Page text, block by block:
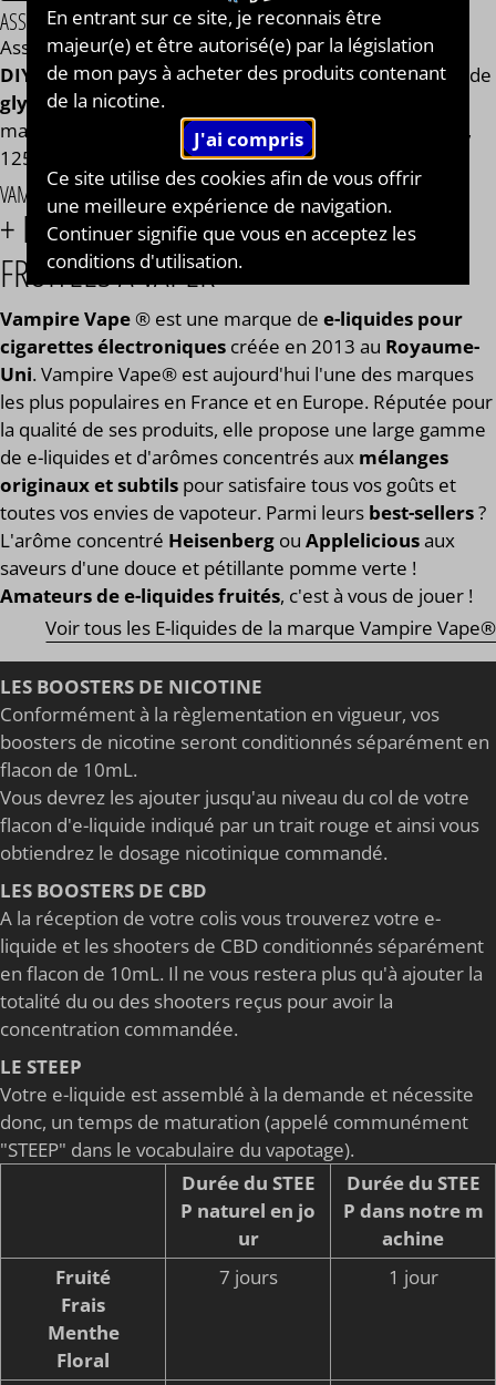
ASSEMBLAGE
Assemblage réalisé à PLOUESCAT - France parBAR à
DIY®. Composé de mono propylène glycol végétal
, de
glycérine végétale
marque Vampire Vape®. Disponible en flacon de 50ml,
125ml, 250ml, 500ml et 1L. STEEP : 1 jour.
VAMPIRE VAPE®
+ DE 60 SAVEURS GOURMANDES &
FRUITÉES À VAPER
Vampire Vape® est une marque de e-liquides pour
cigarettes électroniques créée en 2013 au Royaume-
Uni. Vampire Vape® est aujourd'hui l'une des marques
les plus populaires en France et en Europe. Réputée pour
la qualité de ses produits, elle propose une large gamme
de e-liquides et d'arômes concentrés aux mélanges
originaux et subtils pour satisfaire tous vos goûts et
toutes vos envies de vapoteur. Parmi leurs best-sellers?
L'arôme concentré Heisenberg ou Appleliciousaux
saveurs d'une douce et pétillante pomme verte !
Amateurs de e-liquides fruités, c'est à vous de jouer !
Voir tous les E-liquides de la marque Vampire Vape®
LES BOOSTERS DE NICOTINE
Conformément à la règlementation en vigueur, vos
boosters de nicotine seront conditionnés séparément en
flacon de 10mL.
Vous devrez les ajouter jusqu'au niveau du col de votre
flacon d'e-liquide indiqué par un trait rouge et ainsi vous
obtiendrez le dosage nicotinique commandé.
LES BOOSTERS DE CBD
A la réception de votre colis vous trouverez votre e-
liquide et les shooters de CBD conditionnés séparément
en flacon de 10mL. Il ne vous restera plus qu'à ajouter la
totalité du ou des shooters reçus pour avoir la
concentration commandée.
LE STEEP
Votre e-liquide est assemblé à la demande et nécessite
donc, un temps de maturation (appelé communément
"STEEP" dans le vocabulaire du vapotage).
Durée du STEE
P naturel en jo
ur
Durée du STEE
P dans notre m
achine
Fruité
Frais
Menthe
Floral
7 jours 1 jour
En entrant sur ce site, je reconnais être
majeur(e) et être autorisé(e) par la législation
de mon pays à acheter des produits contenant
de la nicotine.
Ce site utilise des cookies afin de vous offrir
une meilleure expérience de navigation.
Continuer signifie que vous en acceptez les
conditions d'utilisation.